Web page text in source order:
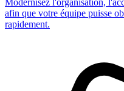
Modernisez l'organisation,
afin que votre équipe puisse
rapidement.